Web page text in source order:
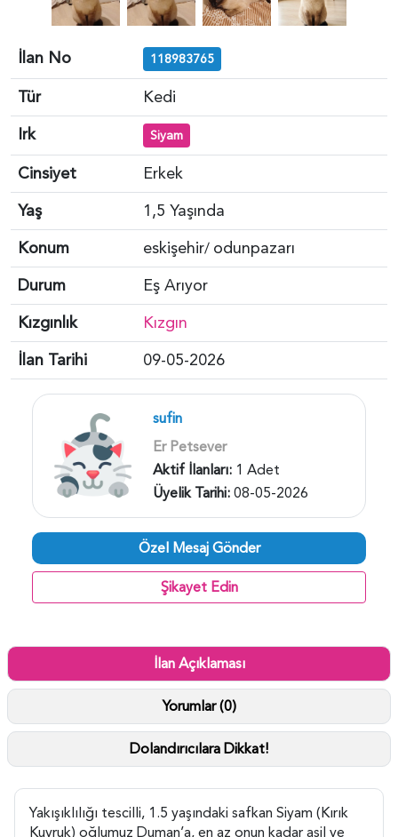
İlan No 118983765
Tür
Kedi
Irk
Siyam
Cinsiyet
Erkek
Yaş
1,5 Yaşında
Konum
eskişehir/ odunpazarı
Durum
Eş Arıyor
Kızgınlık
Kızgın
İlan Tarihi
09-05-2026
sufin
Er Petsever
Aktif İlanları: 1 Adet
Üyelik Tarihi:08-05-2026
Özel Mesaj Gönder
Şikayet Edin
İlan Açıklaması
Yorumlar (0)
Dolandırıcılara Dikkat!
Yakışıklılığı tescilli, 1.5 yaşındaki safkan Siyam (Kırık
Kuyruk) oğlumuz Duman’a, en az onun kadar asil ve